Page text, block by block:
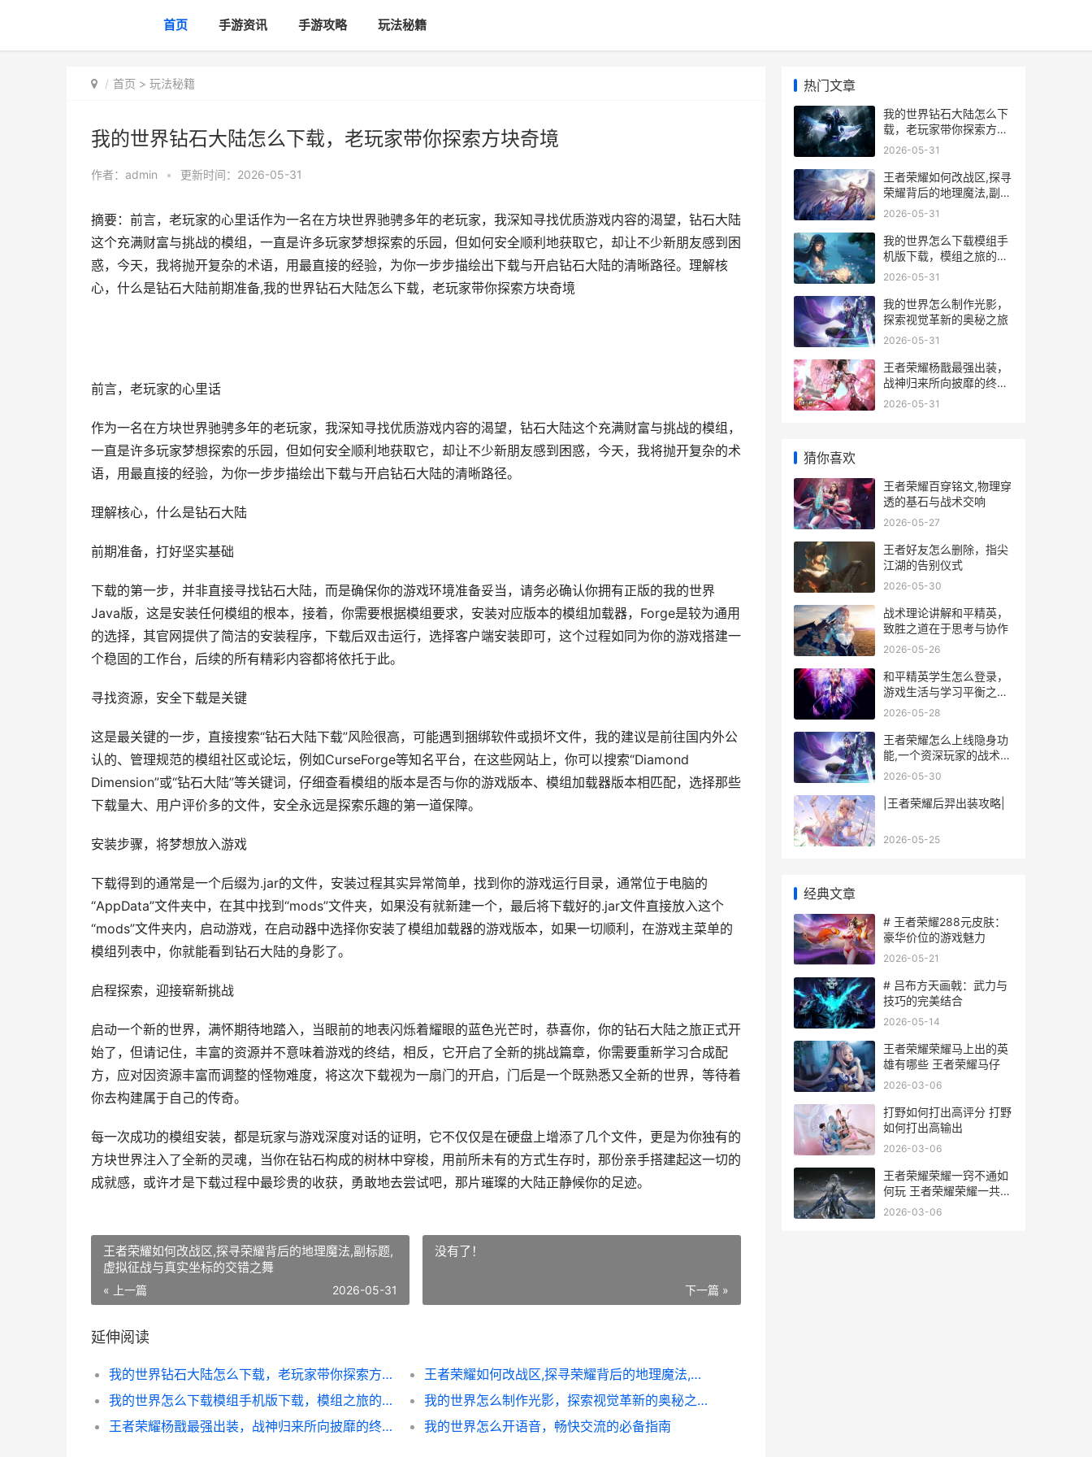
首页 手游资讯 手游攻略 玩法秘籍
首页 > 玩法秘籍
我的世界钻石大陆怎么下载，老玩家带你探索方块奇境
作者： admin • 更新时间：2026-05-31
摘要：前言，老玩家的心里话作为一名在方块世界驰骋多年的老玩家，我深知寻找优质游戏内容的渴望，钻石大陆
这个充满财富与挑战的模组，一直是许多玩家梦想探索的乐园，但如何安全顺利地获取它，却让不少新朋友感到困
惑，今天，我将抛开复杂的术语，用最直接的经验，为你一步步描绘出下载与开启钻石大陆的清晰路径。理解核
心，什么是钻石大陆前期准备,我的世界钻石大陆怎么下载，老玩家带你探索方块奇境
前言，老玩家的心里话
作为一名在方块世界驰骋多年的老玩家，我深知寻找优质游戏内容的渴望，钻石大陆这个充满财富与挑战的模组，
一直是许多玩家梦想探索的乐园，但如何安全顺利地获取它，却让不少新朋友感到困惑，今天，我将抛开复杂的术
语，用最直接的经验，为你一步步描绘出下载与开启钻石大陆的清晰路径。
理解核心，什么是钻石大陆
前期准备，打好坚实基础
下载的第一步，并非直接寻找钻石大陆，而是确保你的游戏环境准备妥当，请务必确认你拥有正版的我的世界
Java版，这是安装任何模组的根本，接着，你需要根据模组要求，安装对应版本的模组加载器，Forge是较为通用
的选择，其官网提供了简洁的安装程序，下载后双击运行，选择客户端安装即可，这个过程如同为你的游戏搭建一
个稳固的工作台，后续的所有精彩内容都将依托于此。
寻找资源，安全下载是关键
这是最关键的一步，直接搜索“钻石大陆下载”风险很高，可能遇到捆绑软件或损坏文件，我的建议是前往国内外公
认的、管理规范的模组社区或论坛，例如CurseForge等知名平台，在这些网站上，你可以搜索“Diamond
Dimension”或“钻石大陆”等关键词，仔细查看模组的版本是否与你的游戏版本、模组加载器版本相匹配，选择那些
下载量大、用户评价多的文件，安全永远是探索乐趣的第一道保障。
安装步骤，将梦想放入游戏
下载得到的通常是一个后缀为.jar的文件，安装过程其实异常简单，找到你的游戏运行目录，通常位于电脑的
“AppData”文件夹中，在其中找到“mods”文件夹，如果没有就新建一个，最后将下载好的.jar文件直接放入这个
“mods”文件夹内，启动游戏，在启动器中选择你安装了模组加载器的游戏版本，如果一切顺利，在游戏主菜单的
模组列表中，你就能看到钻石大陆的身影了。
启程探索，迎接崭新挑战
启动一个新的世界，满怀期待地踏入，当眼前的地表闪烁着耀眼的蓝色光芒时，恭喜你，你的钻石大陆之旅正式开
始了，但请记住，丰富的资源并不意味着游戏的终结，相反，它开启了全新的挑战篇章，你需要重新学习合成配
方，应对因资源丰富而调整的怪物难度，将这次下载视为一扇门的开启，门后是一个既熟悉又全新的世界，等待着
你去构建属于自己的传奇。
每一次成功的模组安装，都是玩家与游戏深度对话的证明，它不仅仅是在硬盘上增添了几个文件，更是为你独有的
方块世界注入了全新的灵魂，当你在钻石构成的树林中穿梭，用前所未有的方式生存时，那份亲手搭建起这一切的
成就感，或许才是下载过程中最珍贵的收获，勇敢地去尝试吧，那片璀璨的大陆正静候你的足迹。
王者荣耀如何改战区,探寻荣耀背后的地理魔法,副标题,
虚拟征战与真实坐标的交错之舞
« 上一篇 2026-05-31
没有了！
下一篇 »
延伸阅读
我的世界钻石大陆怎么下载，老玩家带你探索方块奇境
王者荣耀如何改战区,探寻荣耀背后的地理魔法,副标题,虚拟征战与真实坐标的交错之舞
我的世界怎么下载模组手机版下载，模组之旅的启程指南
我的世界怎么制作光影，探索视觉革新的奥秘之旅
王者荣耀杨戬最强出装，战神归来所向披靡的终极攻略
我的世界怎么开语音，畅快交流的必备指南
热门文章
我的世界钻石大陆怎么下
载，老玩家带你探索方块
奇境
2026-05-31
王者荣耀如何改战区,探寻
荣耀背后的地理魔法,副标
题,虚拟征战与真实坐标的
2026-05-31
我的世界怎么下载模组手
机版下载，模组之旅的启
程指南
2026-05-31
我的世界怎么制作光影，
探索视觉革新的奥秘之旅
2026-05-31
王者荣耀杨戬最强出装，
战神归来所向披靡的终极
攻略
2026-05-31
猜你喜欢
王者荣耀百穿铭文,物理穿
透的基石与战术交响
2026-05-27
王者好友怎么删除，指尖
江湖的告别仪式
2026-05-30
战术理论讲解和平精英，
致胜之道在于思考与协作
2026-05-26
和平精英学生怎么登录，
游戏生活与学习平衡之道
副标题
2026-05-28
王者荣耀怎么上线隐身功
能,一个资深玩家的战术构
想,副标题,关于隐蔽作战
2026-05-30
|王者荣耀后羿出装攻略|
2026-05-25
经典文章
# 王者荣耀288元皮肤：
豪华价位的游戏魅力
2026-05-21
# 吕布方天画戟：武力与
技巧的完美结合
2026-05-14
王者荣耀荣耀马上出的英
雄有哪些 王者荣耀马仔
2026-03-06
打野如何打出高评分 打野
如何打出高输出
2026-03-06
王者荣耀荣耀一窍不通如
何玩 王者荣耀荣耀一共多
少皮肤
2026-03-06